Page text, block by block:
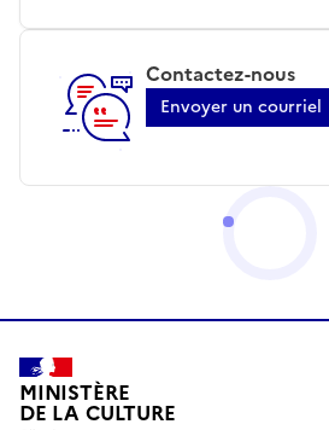
Contactez-nous
Envoyer un courriel
MINISTÈRE
DE LA CULTURE